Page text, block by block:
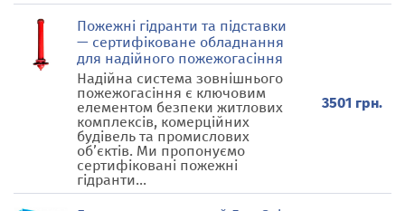
Пожежні гідранти та підставки
— сертифіковане обладнання
для надійного пожежогасіння
Надійна система зовнішнього
пожежогасіння є ключовим
елементом безпеки житлових
комплексів, комерційних
будівель та промислових
об’єктів. Ми пропонуємо
сертифіковані пожежні
гідранти...
3501 грн.